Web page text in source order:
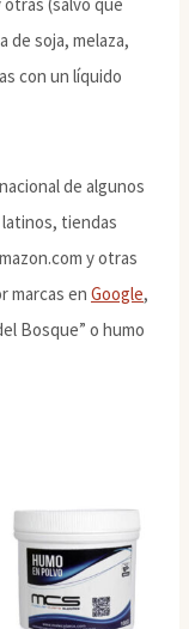
de soja, melaza,
con un líquido
de algunos
tiendas
y otras
marcas en Google,
Bosque” o humo